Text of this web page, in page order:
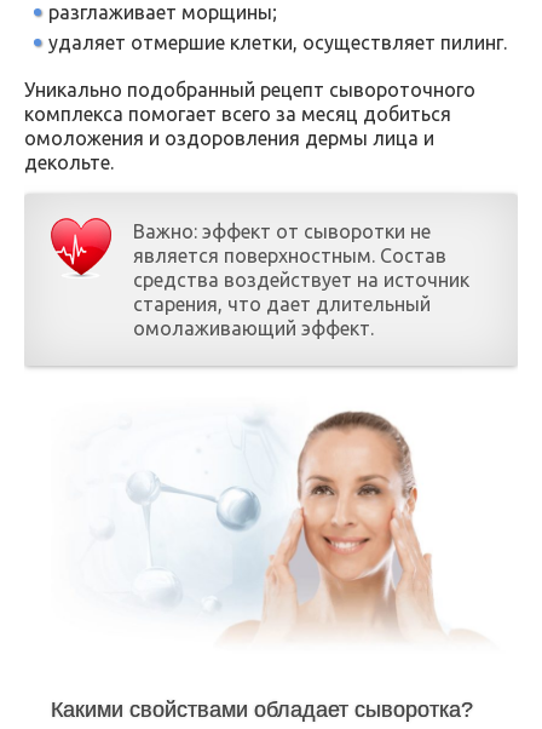
разглаживает морщины;
удаляет отмершие клетки, осуществляет пилинг.
Уникально подобранный рецепт сывороточного
комплекса помогает всего за месяц добиться
омоложения и оздоровления дермы лица и
декольте.
Важно: эффект от сыворотки не
является поверхностным. Состав
средства воздействует на источник
старения, что дает длительный
омолаживающий эффект.
Какими свойствами обладает сыворотка?